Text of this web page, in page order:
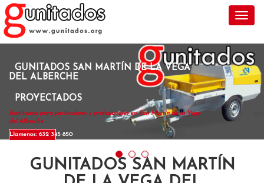
GUNITADOS SAN MARTÍN DE LA VEGA
DEL ALBERCHE
PROYECTADOS
Gunitamos para particulares y profesionales en San Martín de la Vega
del Alberche .
Llamenos: 632 345 850
GUNITADOS SAN MARTÍN